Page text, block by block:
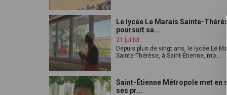
Le lycée Le Marais Sainte-
poursuit sa...
21 juillet
Depuis plus de vingt ans, le lycée Le
Sainte-Thérèse, à Saint-Étienne, mo...
Saint-Étienne Métropole met en
ses pr...